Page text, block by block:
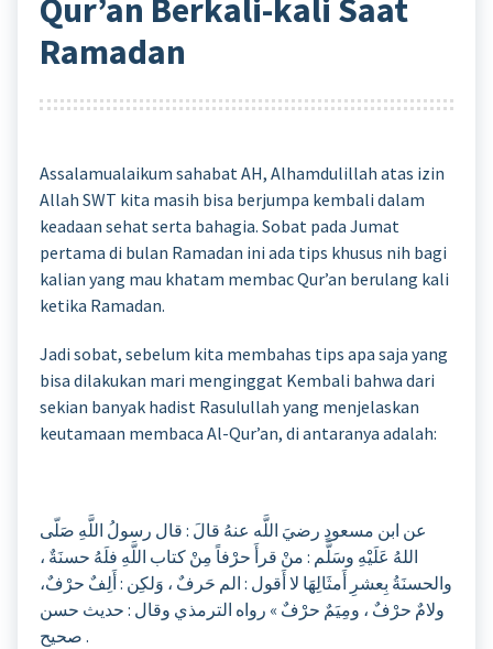
Qur’an Berkali-kali Saat
Ramadan
Assalamualaikum sahabat AH, Alhamdulillah atas izin
Allah SWT kita masih bisa berjumpa kembali dalam
keadaan sehat serta bahagia. Sobat pada Jumat
pertama di bulan Ramadan ini ada tips khusus nih bagi
kalian yang mau khatam membac Qur’an berulang kali
ketika Ramadan.
Jadi sobat, sebelum kita membahas tips apa saja yang
bisa dilakukan mari menginggat Kembali bahwa dari
sekian banyak hadist Rasulullah yang menjelaskan
keutamaan membaca Al-Qur’an, di antaranya adalah:
عن ابن مسعودٍ رضيَ اللَّه عنهُ قالَ : قال رسولُ اللَّهِ صَلّى
اللهُ عَلَيْهِ وسَلَّم : منْ قرأَ حرْفاً مِنْ كتاب اللَّهِ فلَهُ حسنَةٌ ،
والحسنَةُ بِعشرِ أَمثَالِهَا لا أَقول : الم حَرفٌ ، وَلكِن : أَلِفٌ حرْفٌ،
ولامٌ حرْفٌ ، ومِيَمٌ حرْفٌ » رواه الترمذي وقال : حديث حسن
صحيح .